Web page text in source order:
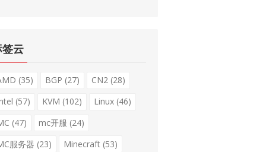
签云
(35) BGP (27) CN2 (28)
(57) KVM (102) Linux (46)
(47) mc开服 (24)
服务器 (23) Minecraft (53)